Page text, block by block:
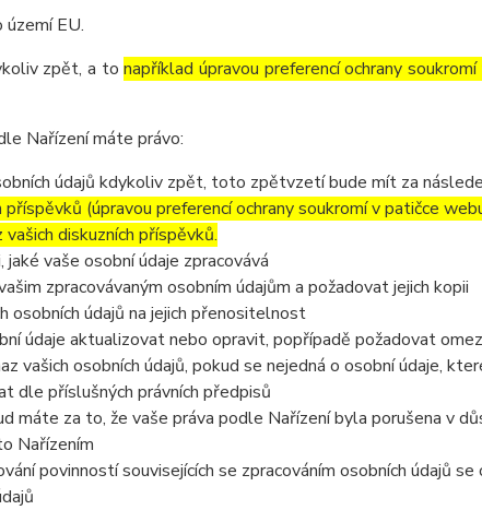
území EU.
zpět, a tonapříklad úpravou preferencí ochrany
Nařízení máte právo:
údajů kdykoliv zpět, toto zpětvzetí bude mít za
příspěvků (úpravou preferencí ochrany soukromí v patičce
diskuzních příspěvků.
vaše osobní údaje zpracovává
zpracovávaným osobním údajům a požadovat jejich kopii
osobních údajů na jejich přenositelnost
údaje aktualizovat nebo opravit, popřípadě požadovat
vašich osobních údajů, pokud se nejedná o osobní údaje,
dle příslušných právních předpisů
máte za to, že vaše práva podle Nařízení byla porušena v
Nařízením
povinností souvisejících se zpracováním osobních údajů